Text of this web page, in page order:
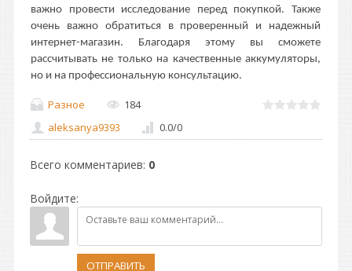
важно провести исследование перед покупкой. Также
очень важно обратиться в проверенный и надежный
интернет-магазин. Благодаря этому вы сможете
рассчитывать не только на качественные аккумуляторы,
но и на профессиональную консультацию.
Разное
184
aleksanya9393
0.0/0
Всего комментариев: 0
Войдите:
ОТПРАВИТЬ